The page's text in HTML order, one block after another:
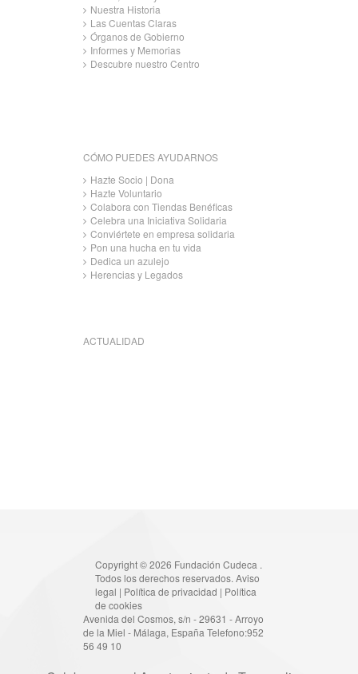
Nuestra Historia
Las Cuentas Claras
Órganos de Gobierno
Informes y Memorias
Descubre nuestro Centro
CÓMO PUEDES AYUDARNOS
Hazte Socio | Dona
Hazte Voluntario
Colabora con Tiendas Benéficas
Celebra una Iniciativa Solidaria
Conviértete en empresa solidaria
Pon una hucha en tu vida
Dedica un azulejo
Herencias y Legados
ACTUALIDAD
Copyright © 2026 Fundación Cudeca .
Todos los derechos reservados. Aviso
legal | Política de privacidad | Política
de cookies
Avenida del Cosmos, s/n - 29631 - Arroyo
de la Miel - Málaga, España Telefono:952
56 49 10